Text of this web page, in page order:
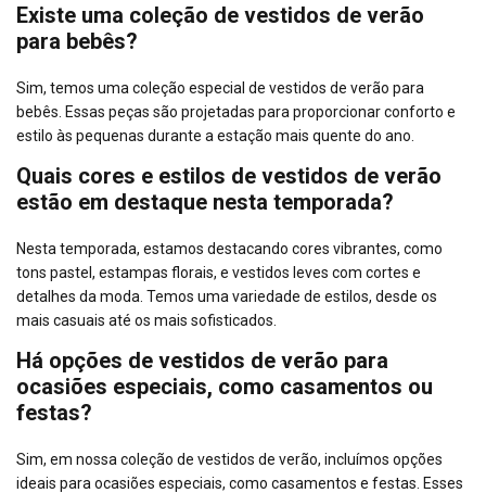
Existe uma coleção de vestidos de verão
para bebês?
Sim, temos uma coleção especial de vestidos de verão para
bebês. Essas peças são projetadas para proporcionar conforto e
estilo às pequenas durante a estação mais quente do ano.
Quais cores e estilos de vestidos de verão
estão em destaque nesta temporada?
Nesta temporada, estamos destacando cores vibrantes, como
tons pastel, estampas florais, e vestidos leves com cortes e
detalhes da moda. Temos uma variedade de estilos, desde os
mais casuais até os mais sofisticados.
Há opções de vestidos de verão para
ocasiões especiais, como casamentos ou
festas?
Sim, em nossa coleção de vestidos de verão, incluímos opções
ideais para ocasiões especiais, como casamentos e festas. Esses